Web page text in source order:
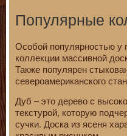
Популярные
Особой популярностью у
коллекции массивной
Также популярен
североамериканского
Дуб – это дерево с
текстурой, которую
сучки. Доска из ясеня